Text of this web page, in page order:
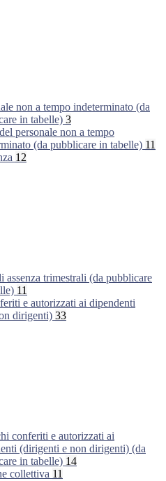
non a tempo indeterminato (da
in tabelle) 3
personale non a tempo
(da pubblicare in tabelle) 11
12
assenza trimestrali (da pubblicare
11
e autorizzati ai dipendenti
dirigenti) 33
conferiti e autorizzati ai
(dirigenti e non dirigenti) (da
in tabelle) 14
collettiva 11